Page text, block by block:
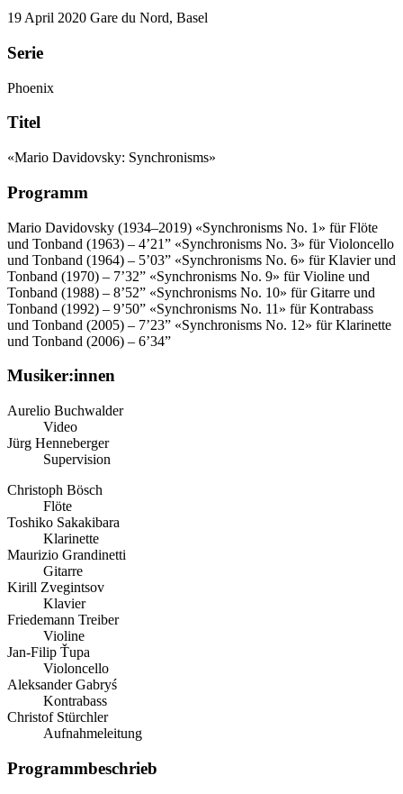
19 April 2020 Gare du Nord, Basel
Serie
Phoenix
Titel
«Mario Davidovsky: Synchronisms»
Programm
Mario Davidovsky (1934–2019) «Synchronisms No. 1» für Flöte
und Tonband (1963) – 4’21” «Synchronisms No. 3» für Violoncello
und Tonband (1964) – 5’03” «Synchronisms No. 6» für Klavier und
Tonband (1970) – 7’32” «Synchronisms No. 9» für Violine und
Tonband (1988) – 8’52” «Synchronisms No. 10» für Gitarre und
Tonband (1992) – 9’50” «Synchronisms No. 11» für Kontrabass
und Tonband (2005) – 7’23” «Synchronisms No. 12» für Klarinette
und Tonband (2006) – 6’34”
Musiker:innen
Aurelio Buchwalder
Video
Jürg Henneberger
Supervision
Christoph Bösch
Flöte
Toshiko Sakakibara
Klarinette
Maurizio Grandinetti
Gitarre
Kirill Zvegintsov
Klavier
Friedemann Treiber
Violine
Jan-Filip Ťupa
Violoncello
Aleksander Gabryś
Kontrabass
Christof Stürchler
Aufnahmeleitung
Programm­beschrieb